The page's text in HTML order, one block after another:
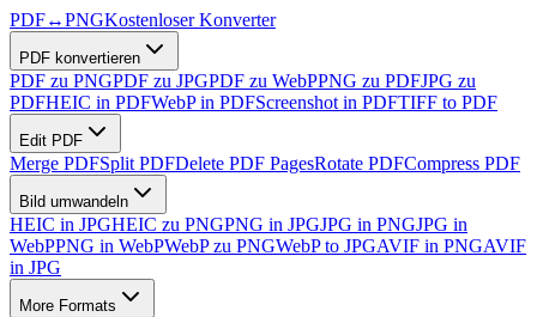
PDF↔PNGKostenloser Konverter
PDF konvertieren
PDF zu PNGPDF zu JPGPDF zu WebPPNG zu PDFJPG zu
PDFHEIC in PDFWebP in PDFScreenshot in PDFTIFF to PDF
Edit PDF
Merge PDFSplit PDFDelete PDF PagesRotate PDFCompress PDF
Bild umwandeln
HEIC in JPGHEIC zu PNGPNG in JPGJPG in PNGJPG in
WebPPNG in WebPWebP zu PNGWebP to JPGAVIF in PNGAVIF
in JPG
More Formats